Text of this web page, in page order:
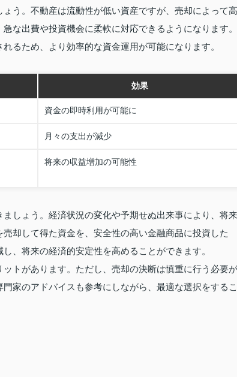
う。不動産は流動性が低い資産ですが、売却によって高
な出費や投資機会に柔軟に対応できるようになります。
るため、より効率的な資金運用が可能になります。
効果
資金の即時利用が可能に
月々の支出が減少
将来の収益増加の可能性
しょう。経済状況の変化や予期せぬ出来事により、将来
却して得た資金を、安全性の高い金融商品に投資した
、将来の経済的安定性を高めることができます。
トがあります。ただし、売却の決断は慎重に行う必要が
家のアドバイスも参考にしながら、最適な選択をするこ